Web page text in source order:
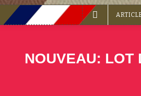
NOUVEAU: LOT